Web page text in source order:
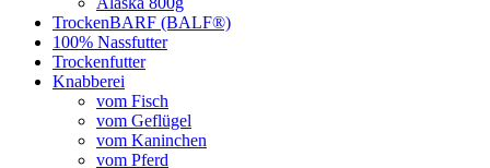
TrockenBARF (BALF®)
100% Nassfutter
Trockenfutter
Knabberei
vom Fisch
vom Geflügel
vom Kaninchen
vom Pferd